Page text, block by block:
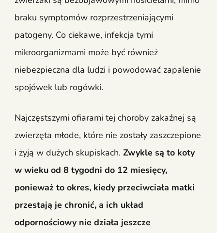
braku symptomów rozprzestrzeniającymi
patogeny. Co ciekawe, infekcja tymi
mikroorganizmami może być również
niebezpieczna dla ludzi i powodować zapalenie
spojówek lub rogówki.
Najczęstszymi ofiarami tej choroby zakaźnej są
zwierzęta młode, które nie zostały zaszczepione
i żyją w dużych skupiskach. Zwykle są to koty
w wieku od 8 tygodni do 12 miesięcy,
ponieważ to okres, kiedy przeciwciała matki
przestają je chronić, a ich układ
odpornościowy nie działa jeszcze